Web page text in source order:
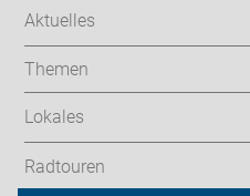
Aktuelles
Themen
Lokales
Radtouren